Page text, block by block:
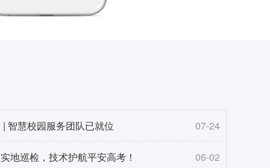
智慧校园服务团队已就位 07-24
地巡检，技术护航平安高考！ 06-02